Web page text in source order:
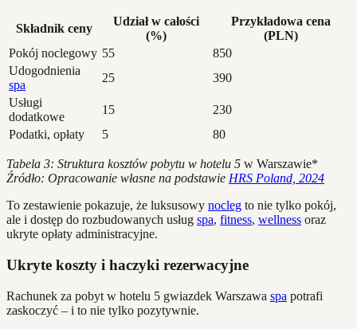
Składnik ceny
Udział w całości
(%)
Przykładowa cena
(PLN)
Pokój noclegowy 55
850
Udogodnienia
spa
25
390
Usługi
dodatkowe
15
230
Podatki, opłaty
5 80
Tabela 3: Struktura kosztów pobytu w hotelu 5 w Warszawie*
Źródło: Opracowanie własne na podstawie HRS Poland, 2024
To zestawienie pokazuje, że luksusowy nocleg to nie tylko pokój,
ale i dostęp do rozbudowanych usług spa, fitness, wellness oraz
ukryte opłaty administracyjne.
Ukryte koszty i haczyki rezerwacyjne
Rachunek za pobyt w hotelu 5 gwiazdek Warszawa spa potrafi
zaskoczyć – i to nie tylko pozytywnie.